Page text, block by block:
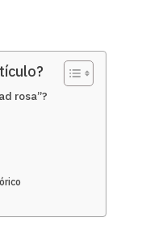
rosa”?